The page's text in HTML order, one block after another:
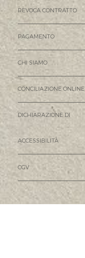
REVOCA CONTRATTO
PAGAMENTO
CHI SIAMO
CONCILIAZIONE ONLINE
DICHIARAZIONE DI
ACCESSIBILITÀ
CGV